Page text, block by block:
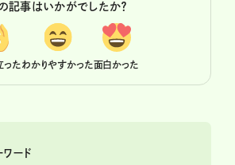
記事はいかがでしたか？
ったわかりやすかった面白かった
ード